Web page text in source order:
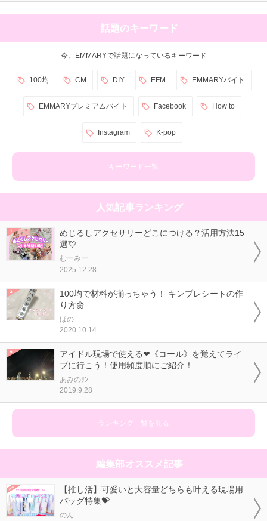
話題のキーワード
今、EMMARYで話題になっているキーワード
100均 CM DIY EFM EMMARYバイト
EMMARYプレミアムバイト Facebook How to
Instagram K-pop
キーワード一覧
人気記事ランキング
めじるしアクセサリーどこにつける？活用方法15
選💘
むーみー
2025.12.28
100均で材料が揃っちゃう！ キンブレシートの作
り方🌼
ほの
2020.10.14
アイドル現場で使える❤《コール》を覚えてライ
ブに行こう！使用頻度順にご紹介！
あみのｻﾝ
2019.9.28
ランキング一覧を見る
編集部オススメ記事
【推し活】可愛いと大容量どちらも叶える現場用
バッグ特集💝
のん